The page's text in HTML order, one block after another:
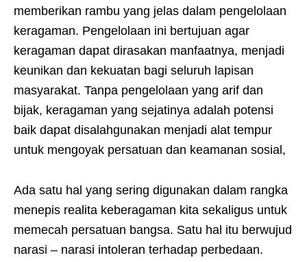
memberikan rambu yang jelas dalam pengelolaan
keragaman. Pengelolaan ini bertujuan agar
keragaman dapat dirasakan manfaatnya, menjadi
keunikan dan kekuatan bagi seluruh lapisan
masyarakat. Tanpa pengelolaan yang arif dan
bijak, keragaman yang sejatinya adalah potensi
baik dapat disalahgunakan menjadi alat tempur
untuk mengoyak persatuan dan keamanan sosial,
Ada satu hal yang sering digunakan dalam rangka
menepis realita keberagaman kita sekaligus untuk
memecah persatuan bangsa. Satu hal itu berwujud
narasi – narasi intoleran terhadap perbedaan.